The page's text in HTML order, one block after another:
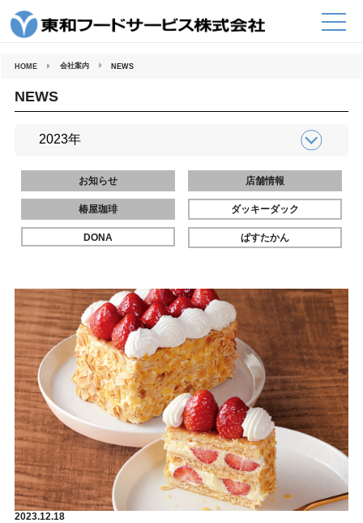
HOME 会社案内 NEWS
NEWS
お知らせ 店舗情報
椿屋珈琲 ダッキーダック
DONA ぱすたかん
2023.12.18